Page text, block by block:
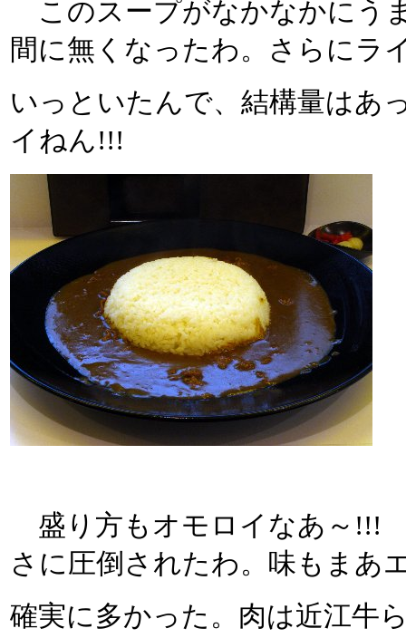
このスープがなかなかにう
間に無くなったわ。さらにラ
いっといたんで、結構量はあ
イねん!!!
盛り方もオモロイなあ～!!!
さに圧倒されたわ。味もまあ
確実に多かった。肉は近江牛